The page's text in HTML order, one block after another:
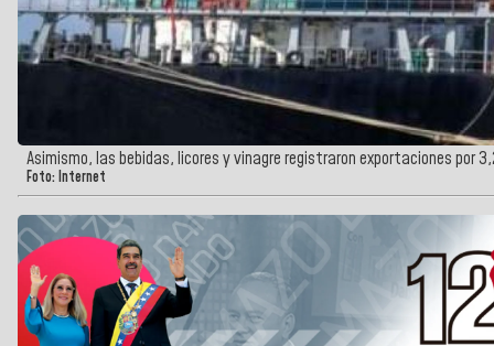
Asimismo, las bebidas, licores y vinagre registraron exportaciones por
Foto: Internet